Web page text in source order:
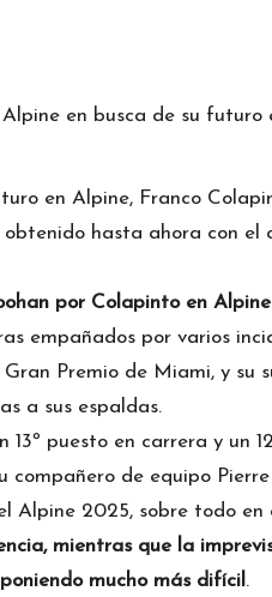
en Alpine, Franco
hasta ahora con el
por Colapinto en
empañados por varios
Premio de Miami, y su
a sus espaldas.
puesto en carrera y un
compañero de equipo
Alpine 2025, sobre todo
mientras que la
mucho más difícil .